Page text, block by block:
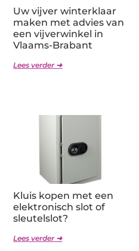
Uw vijver winterklaar
maken met advies van
een vijverwinkel in
Vlaams-Brabant
Lees verder ➜
Kluis kopen met een
elektronisch slot of
sleutelslot?
Lees verder ➜